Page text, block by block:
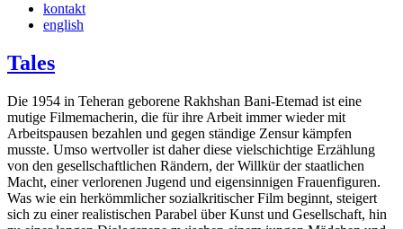
kontakt
english
Tales
Die 1954 in Teheran geborene Rakhshan Bani-Etemad ist eine
mutige Filmemacherin, die für ihre Arbeit immer wieder mit
Arbeitspausen bezahlen und gegen ständige Zensur kämpfen
musste. Umso wertvoller ist daher diese vielschichtige Erzählung
von den gesellschaftlichen Rändern, der Willkür der staatlichen
Macht, einer verlorenen Jugend und eigensinnigen Frauenfiguren.
Was wie ein herkömmlicher sozialkritischer Film beginnt, steigert
sich zu einer realistischen Parabel über Kunst und Gesellschaft, hin